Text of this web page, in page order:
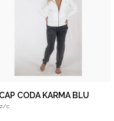
CODA KARMA BLU
z/c